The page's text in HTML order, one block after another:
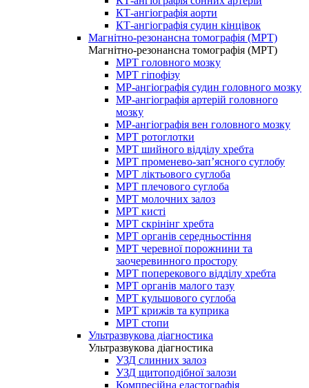
КТ-ангіографія аорти
КТ-ангіографія судин кінцівок
Магнітно-резонансна томографія (МРТ)
Магнітно-резонансна томографія (МРТ)
МРТ головного мозку
МРТ гіпофізу
МР-ангіографія судин головного мозку
МР-ангіографія артерій головного
мозку
МР-ангіографія вен головного мозку
МРТ ротоглотки
МРТ шийного відділу хребта
МРТ променево-зап’ясного суглобу
МРТ ліктьового суглоба
МРТ плечового суглоба
МРТ молочних залоз
МРТ кисті
МРТ скрінінг хребта
МРТ органів середньостіння
МРТ черевної порожнини та
заочеревинного простору
МРТ поперекового відділу хребта
МРТ органів малого тазу
МРТ кульшового суглоба
МРТ крижів та куприка
МРТ стопи
Ультразвукова діагностика
Ультразвукова діагностика
УЗД слинних залоз
УЗД щитоподібної залози
Компресійна еластографія